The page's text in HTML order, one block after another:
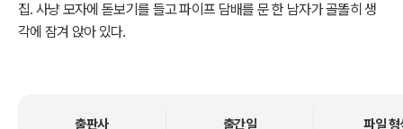
집. 사냥 모자에 돋보기를 들고 파이프 담배를 문 한 남자가 골똘히 생
각에 잠겨 앉아 있다.
두 벗겨낼 수 있다고 말한다.
출판사
출간일
파일 형